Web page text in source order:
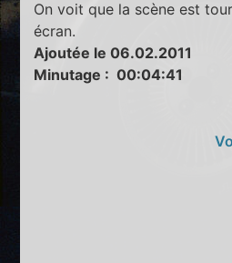
On voit que la scène est
écran.
Ajoutée le 06.02.2011
Minutage : 00:04:41